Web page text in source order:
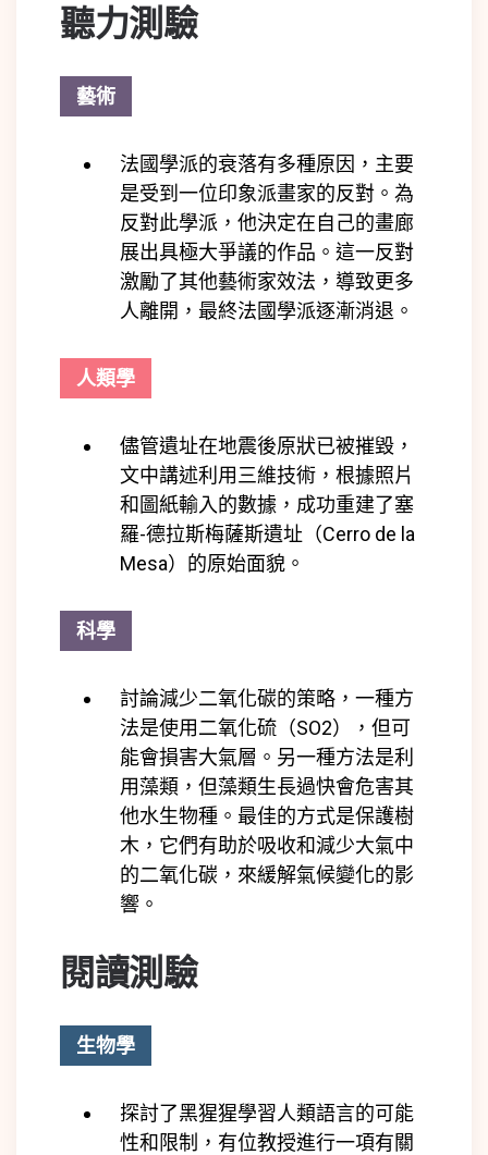
聽力測驗
藝術
法國學派的衰落有多種原因，主要
是受到一位印象派畫家的反對。為
反對此學派，他決定在自己的畫廊
展出具極大爭議的作品。這一反對
激勵了其他藝術家效法，導致更多
人離開，最終法國學派逐漸消退。
人類學
儘管遺址在地震後原狀已被摧毀，
文中講述利用三維技術，根據照片
和圖紙輸入的數據，成功重建了塞
羅-德拉斯梅薩斯遺址（Cerro de la
Mesa）的原始面貌。
科學
討論減少二氧化碳的策略，一種方
法是使用二氧化硫（SO2），但可
能會損害大氣層。另一種方法是利
用藻類，但藻類生長過快會危害其
他水生物種。最佳的方式是保護樹
木，它們有助於吸收和減少大氣中
的二氧化碳，來緩解氣候變化的影
響。
閱讀測驗
生物學
探討了黑猩猩學習人類語言的可能
性和限制，有位教授進行一項有關